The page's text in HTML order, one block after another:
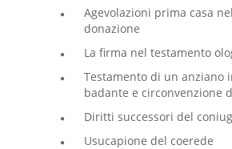
Agevolazioni prima casa
donazione
La firma nel testamento
Testamento di un anziano
badante e circonvenzione
Diritti successori del
Usucapione del coerede